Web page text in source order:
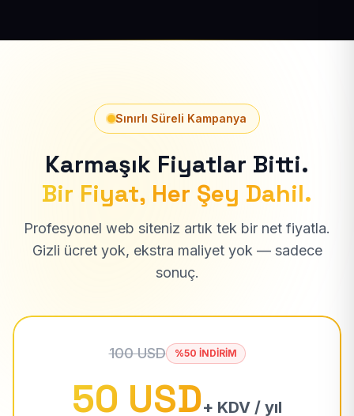
Sınırlı Süreli Kampanya
Karmaşık Fiyatlar Bitti.
Bir Fiyat, Her Şey Dahil.
Profesyonel web siteniz artık tek bir net fiyatla.
Gizli ücret yok, ekstra maliyet yok — sadece
sonuç.
100 USD %50 İNDİRİM
50 USD+ KDV / yıl